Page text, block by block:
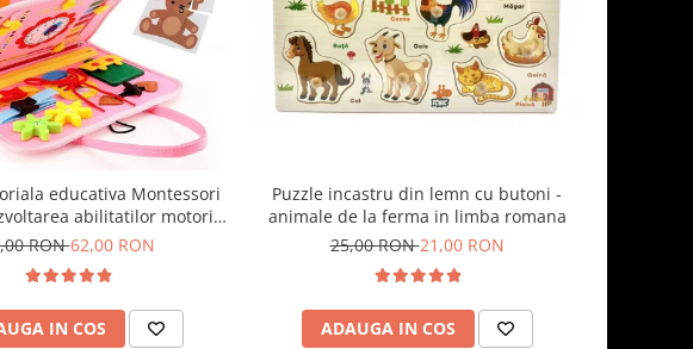
educativa Montessori
abilitatilor motorii
sirene/litere roz
RON62,00 RON
IN COS
Puzzle incastru din lemn cu butoni -
animale de la ferma in limba romana
25,00 RON21,00 RON
ADAUGA IN COS